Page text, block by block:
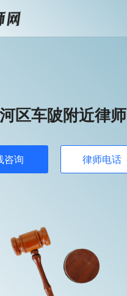
区车陂附近律师
咨询 律师电话